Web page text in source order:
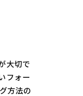
大切で
フォー
方法の